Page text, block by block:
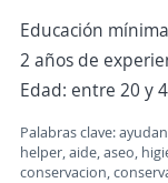
Educación
2 años de
Edad: entre 20 y
Palabras clave:
helper, aide, aseo,
conservacion,